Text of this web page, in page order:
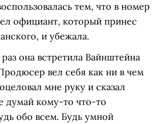
тем, что в номер
официант, который принес
и убежала.
она встретила Вайнштейна
вел себя как ни в чем
мне руку и сказал
думай кому-то что-то
обо всем. Будь умной